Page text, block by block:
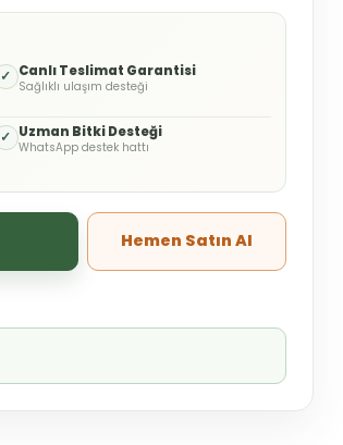
✓ Canlı Teslimat Garantisi
Sağlıklı ulaşım desteği
✓ Uzman Bitki Desteği
WhatsApp destek hattı
Hemen Satın Al